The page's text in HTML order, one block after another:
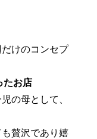
けのコンセプ
たお店
の母として、
贅沢であり嬉